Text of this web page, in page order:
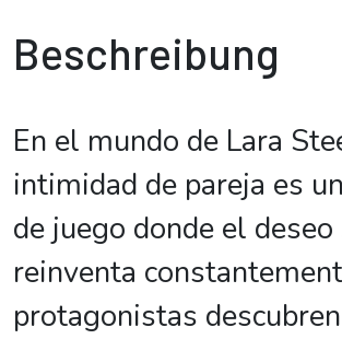
Beschreibung
En el mundo de Lara
intimidad de pareja es
de juego donde el deseo
reinventa
protagonistas